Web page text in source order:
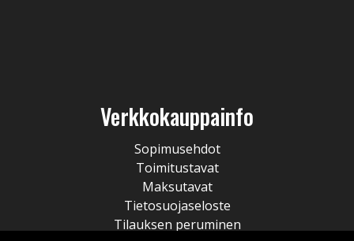
Verkkokauppainfo
Sopimusehdot
Toimitustavat
Maksutavat
Tietosuojaseloste
Tilauksen peruminen